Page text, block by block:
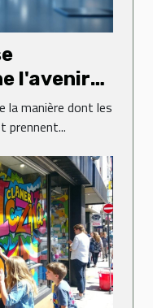
l'avenir
la manière dont les
prennent...